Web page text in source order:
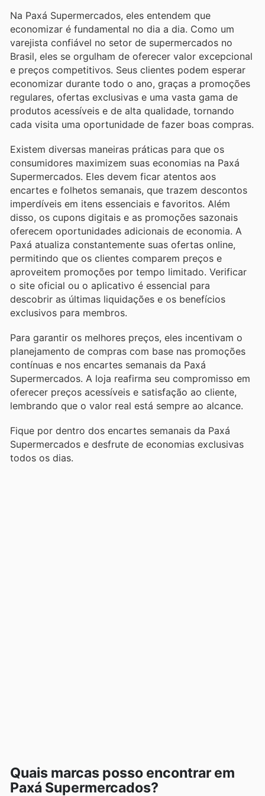
Na Paxá Supermercados, eles entendem que
economizar é fundamental no dia a dia. Como um
varejista confiável no setor de supermercados no
Brasil, eles se orgulham de oferecer valor excepcional
e preços competitivos. Seus clientes podem esperar
economizar durante todo o ano, graças a promoções
regulares, ofertas exclusivas e uma vasta gama de
produtos acessíveis e de alta qualidade, tornando
cada visita uma oportunidade de fazer boas compras.
Existem diversas maneiras práticas para que os
consumidores maximizem suas economias na Paxá
Supermercados. Eles devem ficar atentos aos
encartes e folhetos semanais, que trazem descontos
imperdíveis em itens essenciais e favoritos. Além
disso, os cupons digitais e as promoções sazonais
oferecem oportunidades adicionais de economia. A
Paxá atualiza constantemente suas ofertas online,
permitindo que os clientes comparem preços e
aproveitem promoções por tempo limitado. Verificar
o site oficial ou o aplicativo é essencial para
descobrir as últimas liquidações e os benefícios
exclusivos para membros.
Para garantir os melhores preços, eles incentivam o
planejamento de compras com base nas promoções
contínuas e nos encartes semanais da Paxá
Supermercados. A loja reafirma seu compromisso em
oferecer preços acessíveis e satisfação ao cliente,
lembrando que o valor real está sempre ao alcance.
Fique por dentro dos encartes semanais da Paxá
Supermercados e desfrute de economias exclusivas
todos os dias.
Quais marcas posso encontrar em
Paxá Supermercados?